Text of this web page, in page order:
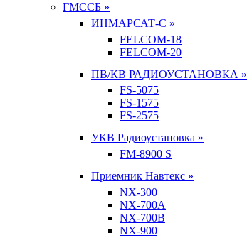
ГМССБ »
ИНМАРСАТ-С »
FELCOM-18
FELCOM-20
ПВ/КВ РАДИОУСТАНОВКА »
FS-5075
FS-1575
FS-2575
УКВ Радиоустановка »
FM-8900 S
Приемник Навтекс »
NX-300
NX-700A
NX-700B
NX-900